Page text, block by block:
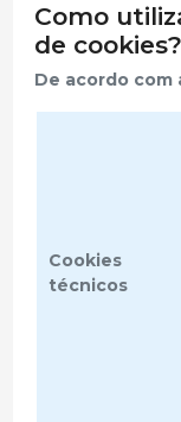
Como
de cookies?
De acordo com
Cookies
técnicos